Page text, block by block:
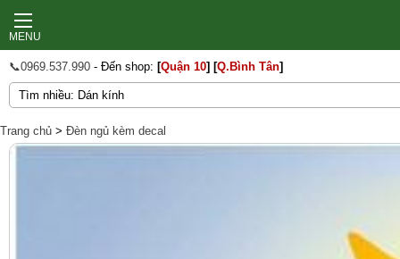
MENU
📞0969.537.990 - Đến shop: [Quận 10] [Q.Bình Tân]
Trang chủ > Đèn ngủ kèm decal